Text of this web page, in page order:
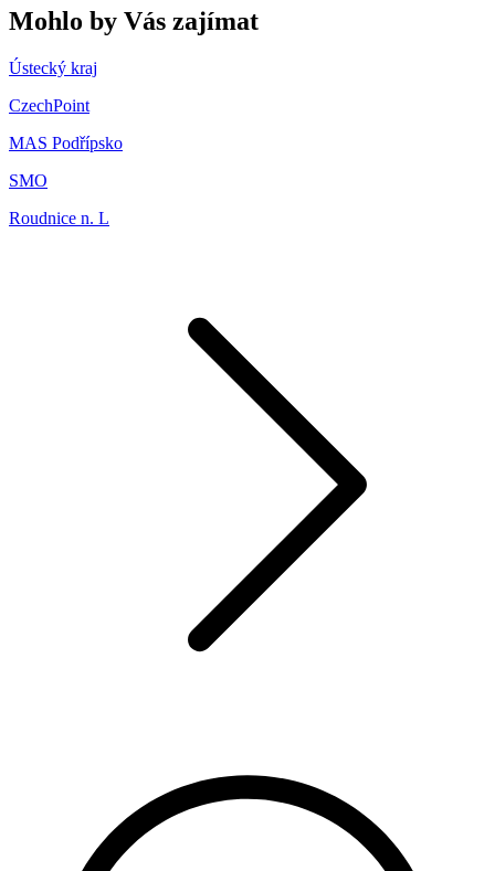
Mohlo by Vás zajímat
Ústecký kraj
CzechPoint
MAS Podřípsko
SMO
Roudnice n. L